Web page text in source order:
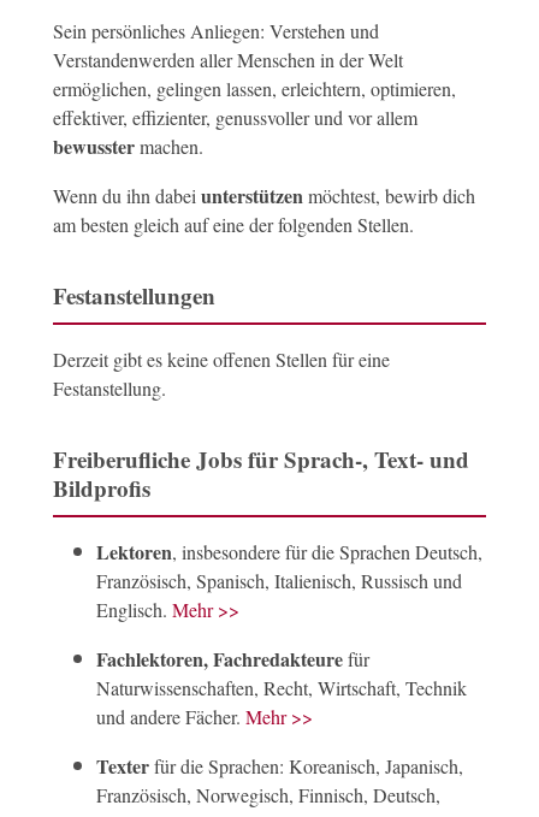
Sein persönliches Anliegen: Verstehen und
Verstandenwerden aller Menschen in der Welt
ermöglichen, gelingen lassen, erleichtern, optimieren,
effektiver, effizienter, genussvoller und vor allem
bewusstermachen.
Wenn du ihn dabei unterstützen möchtest, bewirb dich
am besten gleich auf eine der folgenden Stellen.
Festanstellungen
Derzeit gibt es keine offenen Stellen für eine
Festanstellung.
Freiberufliche Jobs für Sprach-, Text- und
Bildprofis
Lektoren, insbesondere für die Sprachen Deutsch,
Französisch, Spanisch, Italienisch, Russisch und
Englisch. Mehr >>
Fachlektoren, Fachredakteurefür
Naturwissenschaften, Recht, Wirtschaft, Technik
und andere Fächer. Mehr >>
Texterfür die Sprachen: Koreanisch, Japanisch,
Französisch, Norwegisch, Finnisch, Deutsch,